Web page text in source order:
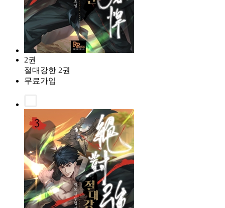
2권
절대강한 2권
무료가입